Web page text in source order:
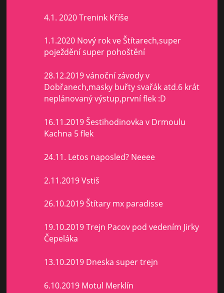
4.1. 2020 Trenink Kříše
1.1.2020 Nový rok ve Štítarech,super
poježdění super pohoštění
28.12.2019 vánoční závody v
Dobřanech,masky buřty svařák atd.6 krát
neplánovaný výstup,první flek :D
16.11.2019 Šestihodinovka v Drmoulu
Kachna 5 flek
24.11. Letos naposled? Neeee
2.11.2019 Vstiš
26.10.2019 Štítary mx paradisse
19.10.2019 Trejn Pacov pod vedením Jirky
Čepeláka
13.10.2019 Dneska super trejn
6.10.2019 Motul Merklín